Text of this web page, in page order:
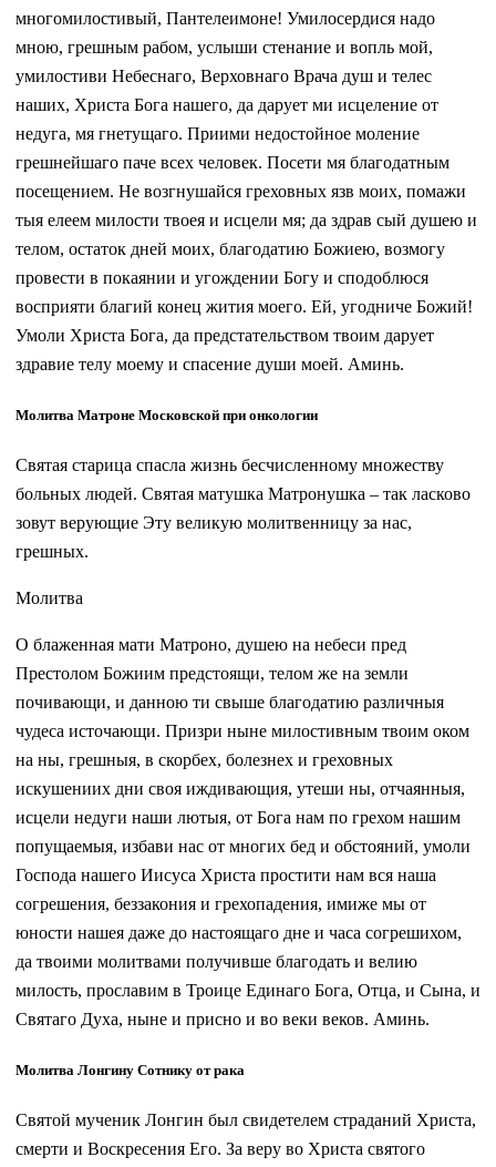
многомилостивый, Пантелеимоне! Умилосердися надо
мною, грешным рабом, услыши стенание и вопль мой,
умилостиви Небеснаго, Верховнаго Врача душ и телес
наших, Христа Бога нашего, да дарует ми исцеление от
недуга, мя гнетущаго. Приими недостойное моление
грешнейшаго паче всех человек. Посети мя благодатным
посещением. Не возгнушайся греховных язв моих, помажи
тыя елеем милости твоея и исцели мя; да здрав сый душею и
телом, остаток дней моих, благодатию Божиею, возмогу
провести в покаянии и угождении Богу и сподоблюся
восприяти благий конец жития моего. Ей, угодниче Божий!
Умоли Христа Бога, да предстательством твоим дарует
здравие телу моему и спасение души моей. Аминь.
Молитва Матроне Московской при онкологии
Святая старица спасла жизнь бесчисленному множеству
больных людей. Святая матушка Матронушка – так ласково
зовут верующие Эту великую молитвенницу за нас,
грешных.
Молитва
О блаженная мати Матроно, душею на небеси пред
Престолом Божиим предстоящи, телом же на земли
почивающи, и данною ти свыше благодатию различныя
чудеса источающи. Призри ныне милостивным твоим оком
на ны, грешныя, в скорбех, болезнех и греховных
искушениих дни своя иждивающия, утеши ны, отчаянныя,
исцели недуги наши лютыя, от Бога нам по грехом нашим
попущаемыя, избави нас от многих бед и обстояний, умоли
Господа нашего Иисуса Христа простити нам вся наша
согрешения, беззакония и грехопадения, имиже мы от
юности нашея даже до настоящаго дне и часа согрешихом,
да твоими молитвами получивше благодать и велию
милость, прославим в Троице Единаго Бога, Отца, и Сына, и
Святаго Духа, ныне и присно и во веки веков. Аминь.
Молитва Лонгину Сотнику от рака
Святой мученик Лонгин был свидетелем страданий Христа,
смерти и Воскресения Его. За веру во Христа святого